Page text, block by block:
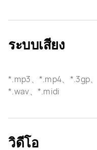
ระบบเสียง
*.mp3、*.mp4、*.3gp
*.wav、*.midi
วิดีโอ